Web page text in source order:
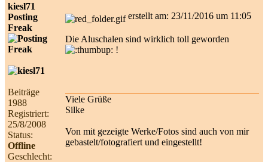
kiesl71
Posting
Freak
Beiträge
1988
Registriert:
25/8/2008
Status:
Offline
Geschlecht:
erstellt am: 23/11/2016 um 11:05
Die Aluschalen sind wirklich toll geworden
!
Viele Grüße
Silke
Von mit gezeigte Werke/Fotos sind auch von mir
gebastelt/fotografiert und eingestellt!